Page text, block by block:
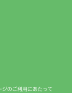
ジのご利用にあたって